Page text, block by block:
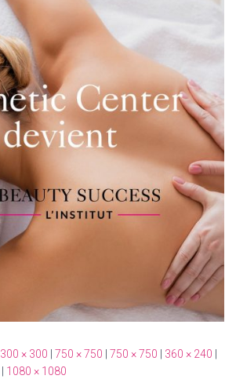
300 × 300 750 × 750 750 × 750 360 × 240
1080 × 1080